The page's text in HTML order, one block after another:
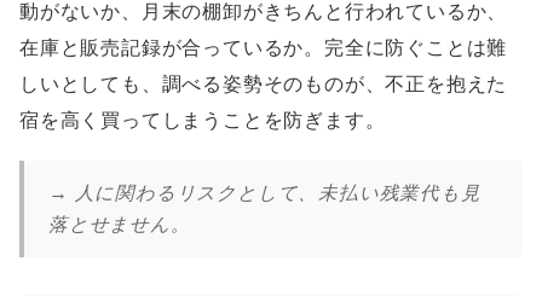
動がないか、月末の棚卸がきちんと行われているか、
在庫と販売記録が合っているか。完全に防ぐことは難
しいとしても、調べる姿勢そのものが、不正を抱えた
宿を高く買ってしまうことを防ぎます。
→ 人に関わるリスクとして、未払い残業代も見
落とせません。